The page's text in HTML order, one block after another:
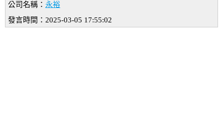
公司名稱： 永裕
發言時間：2025-03-05 17:55:02